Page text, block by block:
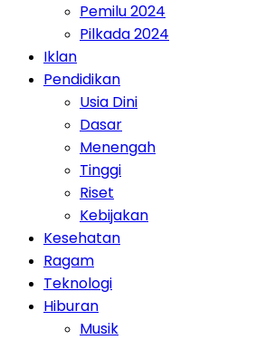
Pemilu 2024
Pilkada 2024
Iklan
Pendidikan
Usia Dini
Dasar
Menengah
Tinggi
Riset
Kebijakan
Kesehatan
Ragam
Teknologi
Hiburan
Musik